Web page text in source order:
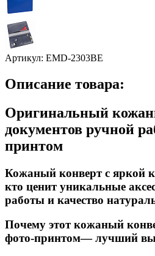
Артикул: EMD-2303BE
Описание товара:
Оригинальный
документов ручной
принтом
Кожаный конверт с яркой
кто ценит уникальные
работы и качество
Почему этот кожаный
фото-принтом— лучший